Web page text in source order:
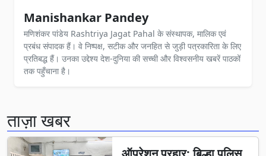
Manishankar Pandey
मणिशंकर पांडेय Rashtriya Jagat Pahal के संस्थापक, मालिक एवं
प्रबंध संपादक हैं। वे निष्पक्ष, सटीक और जनहित से जुड़ी पत्रकारिता के लिए
प्रतिबद्ध हैं। उनका उद्देश्य देश-दुनिया की सच्ची और विश्वसनीय खबरें पाठकों
तक पहुँचाना है।
ताज़ा खबर